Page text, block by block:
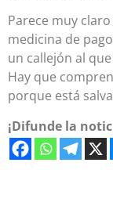
Parece muy
medicina de
un callejón al
Hay que
porque está
¡Difunde la